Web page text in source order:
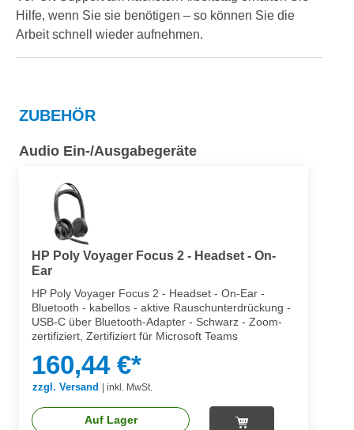
Hilfe, wenn Sie sie benötigen – so können Sie die
Arbeit schnell wieder aufnehmen.
ZUBEHÖR
Audio Ein-/Ausgabegeräte
HP Poly Voyager Focus 2 - Headset - On-
Ear
HP Poly Voyager Focus 2 - Headset - On-Ear -
Bluetooth - kabellos - aktive Rauschunterdrückung -
USB-C über Bluetooth-Adapter - Schwarz - Zoom-
zertifiziert, Zertifiziert für Microsoft Teams
160,44 €*
zzgl. Versand | inkl. MwSt.
Auf Lager